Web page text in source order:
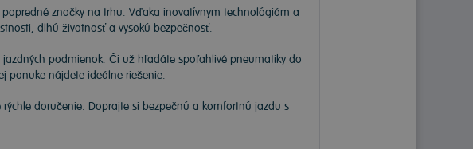
značky na trhu. Vďaka inovatívnym technológiám a
dlhú životnosť a vysokú bezpečnosť.
podmienok. Či už hľadáte spoľahlivé pneumatiky do
ponuke nájdete ideálne riešenie.
rýchle doručenie. Doprajte si bezpečnú a komfortnú jazdu s